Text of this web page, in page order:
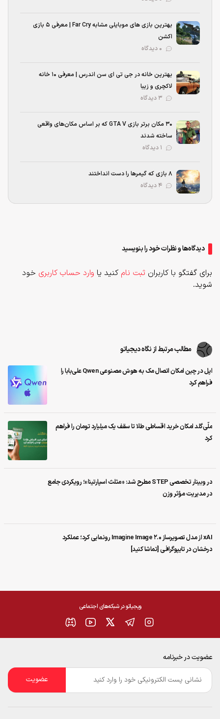
بهترین بازی‌ های موبایلی مشابه Far Cry | معرفی ۵ بازی
اکشن
بهترین خانه در جی تی ای سن اندرس | معرفی ۱۰ خانه
لاکچری و زیبا
۳۰ مکان برتر بازی GTA V که بر اساس مکان‌های واقعی
ساخته شدند
۸ بازی که گیمرها را دست انداختند
دیدگاه‌ها و نظرات خود را بنویسید
برای گفتگو با کاربران ثبت نام کنید یا وارد حساب کاربری خود
شوید.
مطالب مرتبط از نگاه دیجیاتو
اپل در چین امکان اتصال مک به هوش مصنوعی Qwen علی‌بابا را
فراهم کرد
ملّی‌گلد امکان خرید اقساطی طلا تا سقف یک میلیارد تومان را فراهم
کرد
در وبینار تخصصی STEP مطرح شد: «مثلث اسپارتینا»؛ رویکردی جامع
در مدیریت مؤثر وزن
xAI از مدل تصویرساز Imagine Image 2.0 رونمایی کرد؛ عملکرد
درخشان در تایپوگرافی [تماشا کنید]
ویجیاتو در شبکه‌های اجتماعی
عضویت در خبرنامه
ایمیل